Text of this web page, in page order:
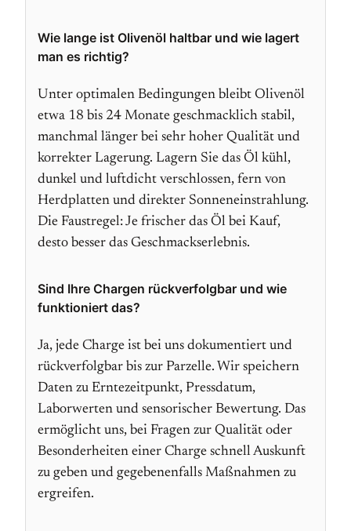
Wie lange ist Olivenöl haltbar und wie lagert
man es richtig?
Unter optimalen Bedingungen bleibt Olivenöl
etwa 18 bis 24 Monate geschmacklich stabil,
manchmal länger bei sehr hoher Qualität und
korrekter Lagerung. Lagern Sie das Öl kühl,
dunkel und luftdicht verschlossen, fern von
Herdplatten und direkter Sonneneinstrahlung.
Die Faustregel: Je frischer das Öl bei Kauf,
desto besser das Geschmackserlebnis.
Sind Ihre Chargen rückverfolgbar und wie
funktioniert das?
Ja, jede Charge ist bei uns dokumentiert und
rückverfolgbar bis zur Parzelle. Wir speichern
Daten zu Erntezeitpunkt, Pressdatum,
Laborwerten und sensorischer Bewertung. Das
ermöglicht uns, bei Fragen zur Qualität oder
Besonderheiten einer Charge schnell Auskunft
zu geben und gegebenenfalls Maßnahmen zu
ergreifen.